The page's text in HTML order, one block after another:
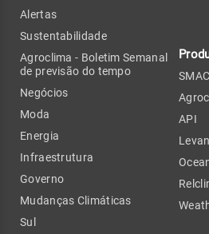
Alertas
Sustentabilidade
Agroclima - Boletim Semanal
de previsão do tempo
Negócios
Moda
Energia
Infraestrutura
Governo
Mudanças Climáticas
Sul
SMAC
API